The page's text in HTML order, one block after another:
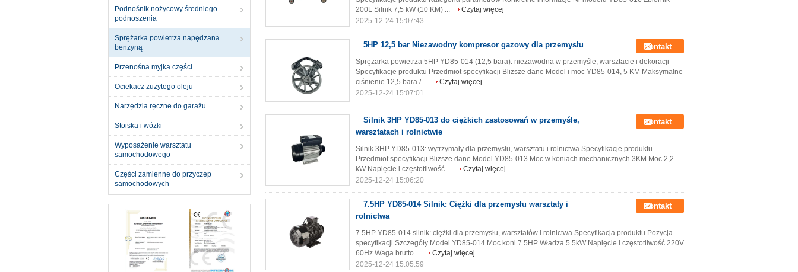
Podnośnik nożycowy średniego
podnoszenia
Sprężarka powietrza napędzana
benzyną
Przenośna myjka części
Ociekacz zużytego oleju
Narzędzia ręczne do garażu
Stoiska i wózki
Wyposażenie warsztatu
samochodowego
Części zamienne do przyczep
samochodowych
200L Silnik 7,5 kW (10 KM) ...
Czytaj więcej
2025-12-24 15:07:43
5HP 12,5 bar Niezawodny kompresor gazowy dla przemysłu Kontakt
Sprężarka powietrza 5HP YD85-014 (12,5 bara): niezawodna w przemyśle, warsztacie i dekoracji
Specyfikacje produktu Przedmiot specyfikacji Bliższe dane Model i moc YD85-014, 5 KM Maksymalne
ciśnienie 12,5 bara / ...
Czytaj więcej
2025-12-24 15:07:01
Silnik 3HP YD85-013 do ciężkich zastosowań w przemyśle,
warsztatach i rolnictwie
Kontakt
Silnik 3HP YD85-013: wytrzymały dla przemysłu, warsztatu i rolnictwa Specyfikacje produktu
Przedmiot specyfikacji Bliższe dane Model YD85-013 Moc w koniach mechanicznych 3KM Moc 2,2
kW Napięcie i częstotliwość ...
Czytaj więcej
2025-12-24 15:06:20
7.5HP YD85-014 Silnik: Ciężki dla przemysłu warsztaty i
rolnictwa
Kontakt
7.5HP YD85-014 silnik: ciężki dla przemysłu, warsztatów i rolnictwa Specyfikacja produktu Pozycja
specyfikacji Szczegóły Model YD85-014 Moc koni 7.5HP Władza 5.5kW Napięcie i częstotliwość 220V
60Hz Waga brutto ...
Czytaj więcej
2025-12-24 15:05:59